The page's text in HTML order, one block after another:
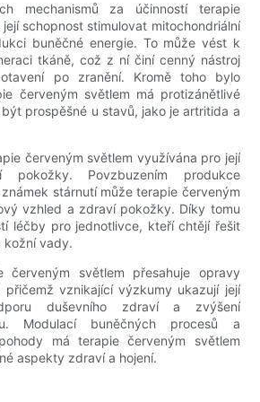
mechanismů za účinností terapie
schopnost stimulovat mitochondriální
buněčné energie. To může vést k
tkáně, což z ní činí cenný nástroj
po zranění. Kromě toho bylo
červeným světlem má protizánětlivé
prospěšné u stavů, jako je artritida a
červeným světlem využívána pro její
pokožky. Povzbuzením produkce
stárnutí může terapie červeným
vzhled a zdraví pokožky. Díky tomu
léčby pro jednotlivce, kteří chtějí řešit
kožní vady.
červeným světlem přesahuje opravy
vznikající výzkumy ukazují její
duševního zdraví a zvýšení
Modulací buněčných procesů a
má terapie červeným světlem
aspekty zdraví a hojení.